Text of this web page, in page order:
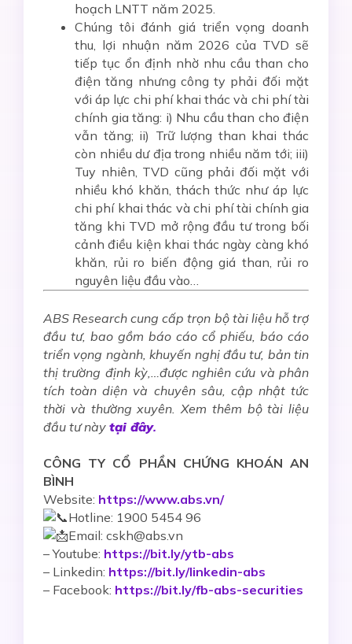
hoạch LNTT năm 2025.
Chúng tôi đánh giá triển vọng doanh
thu, lợi nhuận năm 2026 của TVD sẽ
tiếp tục ổn định nhờ nhu cầu than cho
điện tăng nhưng công ty phải đối mặt
với áp lực chi phí khai thác và chi phí tài
chính gia tăng: i) Nhu cầu than cho điện
vẫn tăng; ii) Trữ lượng than khai thác
còn nhiều dư địa trong nhiều năm tới; iii)
Tuy nhiên, TVD cũng phải đối mặt với
nhiều khó khăn, thách thức như áp lực
chi phí khai thác và chi phí tài chính gia
tăng khi TVD mở rộng đầu tư trong bối
cảnh điều kiện khai thác ngày càng khó
khăn, rủi ro biến động giá than, rủi ro
nguyên liệu đầu vào…
ABS Research cung cấp trọn bộ tài liệu hỗ trợ
đầu tư, bao gồm báo cáo cổ phiếu, báo cáo
triển vọng ngành, khuyến nghị đầu tư, bản tin
thị trường định kỳ,…được nghiên cứu và phân
tích toàn diện và chuyên sâu, cập nhật tức
thời và thường xuyên. Xem thêm bộ tài liệu
đầu tư này tại đây.
CÔNG TY CỔ PHẦN CHỨNG KHOÁN AN
BÌNH
Website: https://www.abs.vn/
Hotline: 1900 5454 96
Email: cskh@abs.vn
–Youtube: https://bit.ly/ytb-abs
– Linkedin: https://bit.ly/linkedin-abs
– Facebook: https://bit.ly/fb-abs-securities